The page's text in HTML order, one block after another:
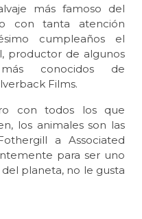
más famoso del
con tanta atención
cumpleaños el
productor de algunos
conocidos de
Films.
con todos los que
los animales son las
a Associated
para ser uno
planeta, no le gusta